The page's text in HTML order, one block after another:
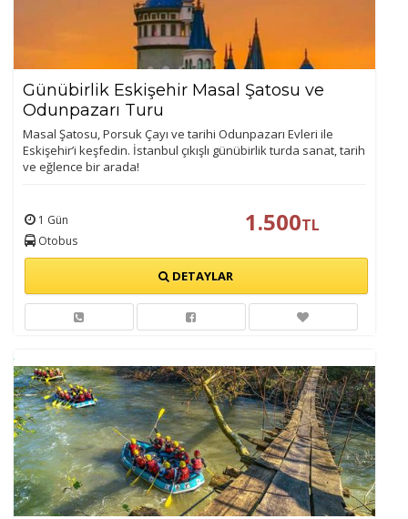
ÇEREZ KULLANIM AYARLARINIZ
Çerez tercihlerinizi
belirleyin.
Daha fazla bilgi için KVKK bilgilendirmemizi çerez kullanım
gizlilik koşullarını inceleyebilirsiniz.
Zorunlu Çerezler HER ZAMAN AKTIF
Oturum yönetimi, güvenlik ve temel site işlevleri için
gereklidir. Bu çerezler olmadan site düzgün çalışmaz ve
devre dışı bırakılamaz.
Günübirlik Eskişehir Masal Şatosu ve
Odunpazarı Turu
Masal Şatosu, Porsuk Çayı ve tarihi Odunpazarı Evleri ile
Eskişehir’i keşfedin. İstanbul çıkışlı günübirlik turda sanat, tarih
ve eğlence bir arada!
1 Gün
Otobus
1.500TL
DETAYLAR